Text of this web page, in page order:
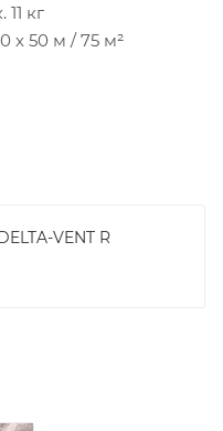
11 кг
х 50 м / 75 м²
VENT R